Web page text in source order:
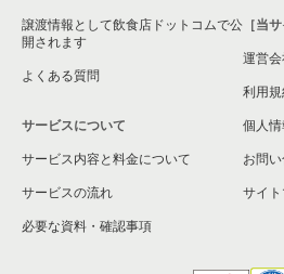
和泉市の飲食店の居抜き売却物件の案
池田市の飲食店の居抜き売却物件の案
大阪市大正区の飲食店の居抜き売却物
譲渡情報として飲食店ドットコムで公
開されます
よくある質問
サービスについて
サービス内容と料金について
サービスの流れ
必要な資料・確認事項
［当
運営会
利用
個人
お問
サイ